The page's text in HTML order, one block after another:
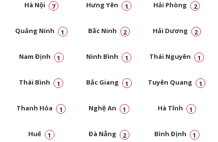
Hà Nội 7 Hưng Yên 1 Hải Phòng 2
Quảng Ninh 1 Bắc Ninh 2 Hải Dương 2
Nam Định 1 Ninh Bình 1 Thái Nguyên 1
Thái Bình 1 Bắc Giang 1 Tuyên Quang 1
Thanh Hóa 1 Nghệ An 1 Hà Tĩnh 1
Huế 1 Đà Nẵng 2 Bình Định 1